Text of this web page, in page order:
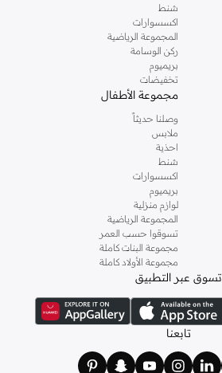
شنط
اكسسوارات
المجموعة الرياضية
ركن الوسامة
بريميوم
تخفيضات
مجموعة الأطفال
وصلنا حديثاً
ملابس
احذية
شنط
اكسسوارات
بريميوم
لوازم منزلية
المجموعة الرياضية
تسوقوا حسب العمر
مجموعة البنات كاملة
مجموعة الأولاد كاملة
تسوق عبر التطبيق
تابعنا